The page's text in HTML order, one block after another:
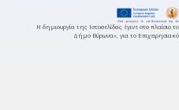
Η δημιουργία της Ιστοσελίδας έγινε στο πλαίσιο
Δήμο Βύρωνα», για το